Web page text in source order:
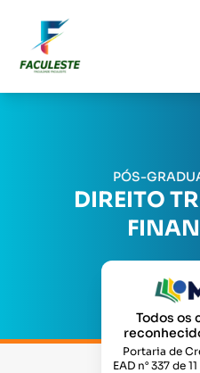
PÓS-
DIREITO
Todos os
Portaria de
EAD n° 337 de